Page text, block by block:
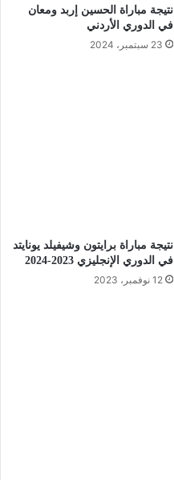
نتيجة مباراة الحسين إربد ومعان
في الدوري الأردني
23 سبتمبر، 2024
نتيجة مباراة برايتون وشيفيلد يونايتد
في الدوري الإنجليزي 2023-2024
12 نوفمبر، 2023